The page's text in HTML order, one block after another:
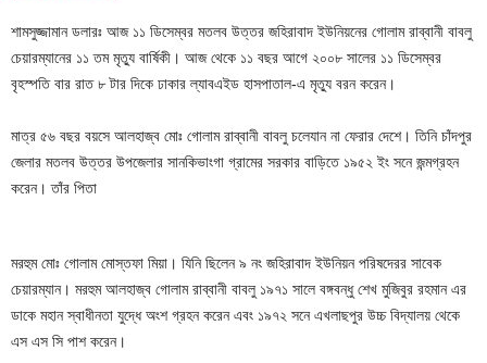
শামসুজ্জামান ডলারঃ আজ ১১ ডিসেম্বর মতলব উত্তর জহিরাবাদ ইউনিয়নের গোলাম রাব্বানী বাবলু
চেয়ারম্যানের ১১ তম মৃত্যু বার্ষিকী। আজ থেকে ১১ বছর আগে ২০০৮ সালের ১১ ডিসেম্বর
বৃহস্পতি বার রাত ৮ টার দিকে ঢাকার ল্যাবএইড হাসপাতাল-এ মৃত্যু বরন করেন।
মাত্র ৫৬ বছর বয়সে আলহাজ্ব মোঃ গোলাম রাব্বানী বাবলু চলেযান না ফেরার দেশে। তিনি চাঁদপুর
জেলার মতলব উত্তর উপজেলার সানকিভাংগা গ্রামের সরকার বাড়িতে ১৯৫২ ইং সনে জন্মগ্রহন
করেন। তাঁর পিতা
মরহুম মোঃ গোলাম মোস্তফা মিয়া। যিনি ছিলেন ৯ নং জহিরাবাদ ইউনিয়ন পরিষদেরর সাবেক
চেয়ারম্যান। মরহুম আলহাজ্ব গোলাম রাব্বানী বাবলু ১৯৭১ সালে বঙ্গবন্ধু শেখ মুজিবুর রহমান এর
ডাকে মহান স্বাধীনতা যুদ্ধে অংশ গ্রহন করেন এবং ১৯৭২ সনে এখলাছপুর উচ্চ বিদ্যালয় থেকে
এস এস সি পাশ করেন।